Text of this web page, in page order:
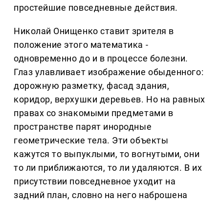
простейшие повседневные действия.
Николай Онищенко ставит зрителя в
положение этого математика -
одновременно до и в процессе болезни.
Глаз улавливает изображение обыденного:
дорожную разметку, фасад здания,
коридор, верхушки деревьев. Но на равных
правах со знакомыми предметами в
пространстве парят инородные
геометрические тела. Эти объекты
кажутся то выпуклыми, то вогнутыми, они
то ли приближаются, то ли удаляются. В их
присутствии повседневное уходит на
задний план, словно на него наброшена